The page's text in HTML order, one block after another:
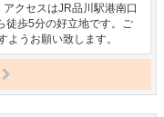
クセスはJR品川駅港南口
徒歩5分の好立地です。ご
うお願い致します。